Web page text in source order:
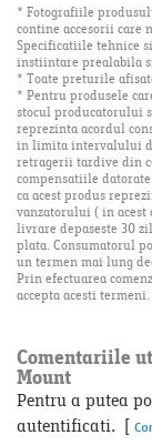
* Fotografiile
contine accesorii
Specificatiile tehnice
instiintare prealabila
* Toate preturile
* Pentru produsele
stocul producatorului
reprezinta acordul
in limita intervalului
retragerii tardive din
compensatiile
ca acest produs
vanzatorului ( in
livrare depaseste 30
plata. Consumatorul
un termen mai lung
Prin efectuarea
accepta acesti termeni.
Comentariile
Mount
Pentru a putea
autentificati. [